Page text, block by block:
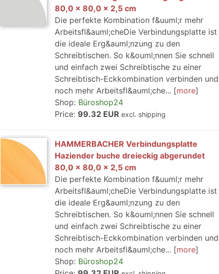
80,0 x 80,0 x 2,5 cm
Die perfekte Kombination f&uuml;r mehr
Arbeitsfl&auml;cheDie Verbindungsplatte ist
die ideale Erg&auml;nzung zu den
Schreibtischen. So k&ouml;nnen Sie schnell
und einfach zwei Schreibtische zu einer
Schreibtisch-Eckkombination verbinden und
noch mehr Arbeitsfl&auml;che...
more
Shop: Büroshop24
Price: 99.32 EUR excl. shipping
HAMMERBACHER Verbindungsplatte
Haziender buche dreieckig abgerundet
80,0 x 80,0 x 2,5 cm
Die perfekte Kombination f&uuml;r mehr
Arbeitsfl&auml;cheDie Verbindungsplatte ist
die ideale Erg&auml;nzung zu den
Schreibtischen. So k&ouml;nnen Sie schnell
und einfach zwei Schreibtische zu einer
Schreibtisch-Eckkombination verbinden und
noch mehr Arbeitsfl&auml;che...
more
Shop: Büroshop24